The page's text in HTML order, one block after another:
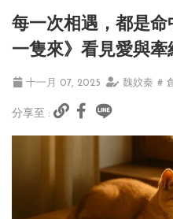
職場商業經濟
影片專區
關於我們
每一次相遇，都是
一隻來》看見愛與牽
十一月 07, 2025 魏妏秦 #
分享至 :